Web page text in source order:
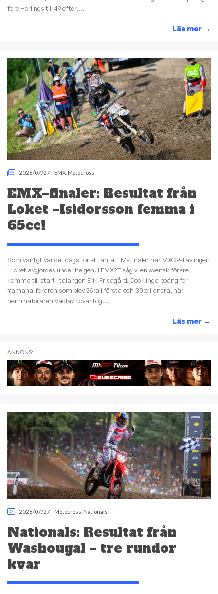
före Herlings till 49 efter....
Läs mer →
2026/07/27 - EMX Motocross
EMX–finaler: Resultat från
Loket –Isidorsson femma i
65cc!
Som vanligt var det dags för ett antal EM–finaler när MXGP–tävlingen
i Loket avgjordes under helgen. I EMX2T såg vi en svensk förare
komma till start i talangen Erik Frisagård. Dock inga poäng för
Yamaha-föraren som blev 25:a i första och 30:e i andra, när
hemmaföraren Vaclav Kovar tog...
Läs mer →
ANNONS:
2026/07/27 - Motocross Nationals
Nationals: Resultat från
Washougal – tre rundor
kvar